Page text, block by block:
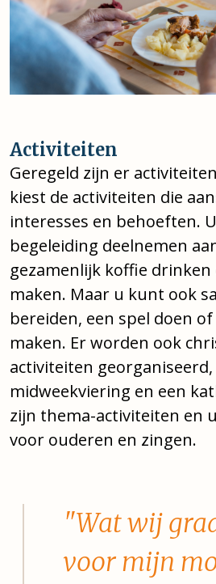
Activiteiten
Geregeld zijn er
kiest de activiteiten die
interesses en behoeften.
begeleiding deelnemen
gezamenlijk koffie
maken. Maar u kunt ook
bereiden, een spel doen
maken. Er worden ook
activiteiten georganiseerd,
midweekviering en een
zijn thema-activiteiten en
voor ouderen en zingen.
"Wat wij
voor mijn